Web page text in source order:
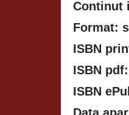
Continut
Format:
ISBN
ISBN
ISBN
Data